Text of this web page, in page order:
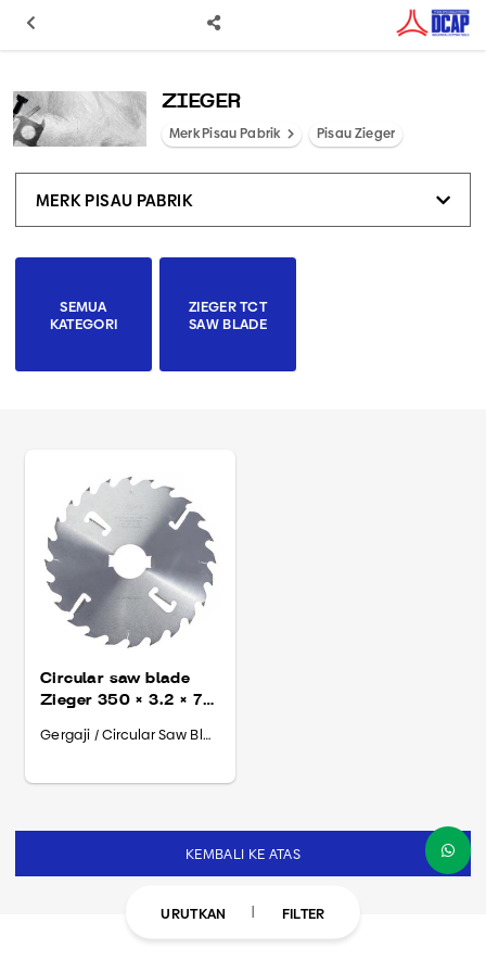
ZIEGER
Merk Pisau Pabrik Pisau Zieger
MERK PISAU PABRIK
SEMUA
KATEGORI
ZIEGER TCT
SAW BLADE
Circular saw blade
Zieger 350 × 3.2 × 70
Gergaji / Circular Saw Blade
KEMBALI KE ATAS
URUTKAN FILTER